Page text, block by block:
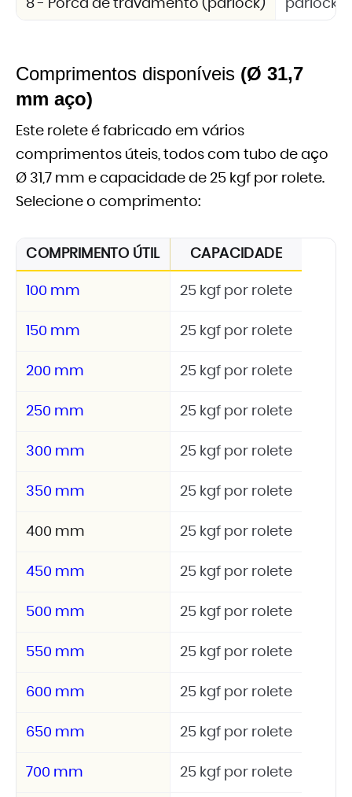
8 - Porca de travamento (parlock) parlock
Comprimentos disponíveis (Ø 31,7
mm aço)
Este rolete é fabricado em vários
comprimentos úteis, todos com tubo de aço
Ø 31,7 mm e capacidade de 25 kgf por rolete.
Selecione o comprimento:
COMPRIMENTO ÚTIL CAPACIDADE
100 mm 25 kgf por rolete
150 mm 25 kgf por rolete
200 mm 25 kgf por rolete
250 mm 25 kgf por rolete
300 mm 25 kgf por rolete
350 mm 25 kgf por rolete
400 mm 25 kgf por rolete
450 mm 25 kgf por rolete
500 mm 25 kgf por rolete
550 mm 25 kgf por rolete
600 mm 25 kgf por rolete
650 mm 25 kgf por rolete
700 mm 25 kgf por rolete